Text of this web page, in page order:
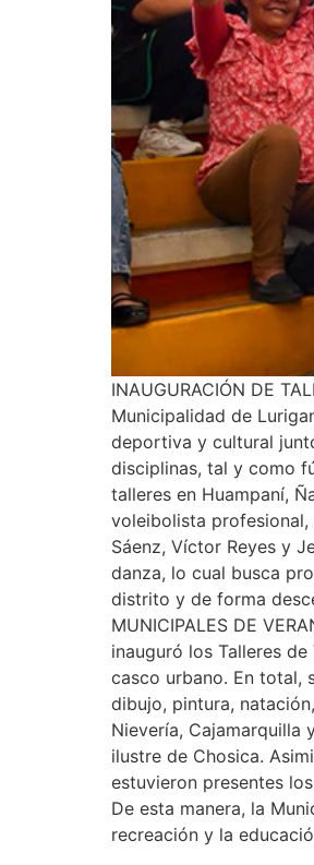
INAUGURACIÓN DE
Municipalidad de
deportiva y cultural
disciplinas, tal y como
talleres en Huampaní,
voleibolista profesional,
Sáenz, Víctor Reyes y
danza, lo cual busca
distrito y de forma
MUNICIPALES DE
inauguró los Talleres
casco urbano. En total,
dibujo, pintura,
Nievería, Cajamarquilla
ilustre de Chosica.
estuvieron presentes
De esta manera, la
recreación y la